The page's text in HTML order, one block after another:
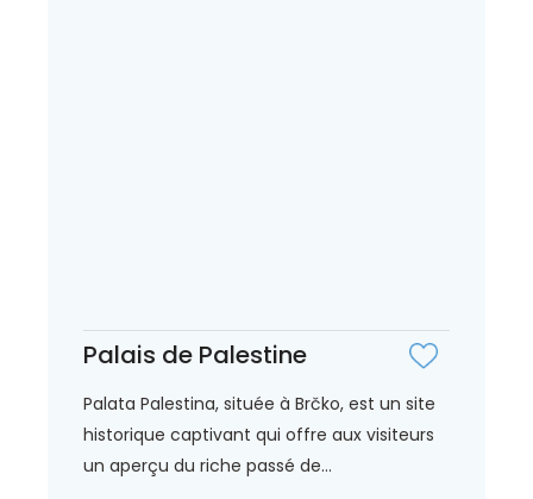
Palais de Palestine
Palata Palestina, située à Brčko, est un site
historique captivant qui offre aux visiteurs
un aperçu du riche passé de...